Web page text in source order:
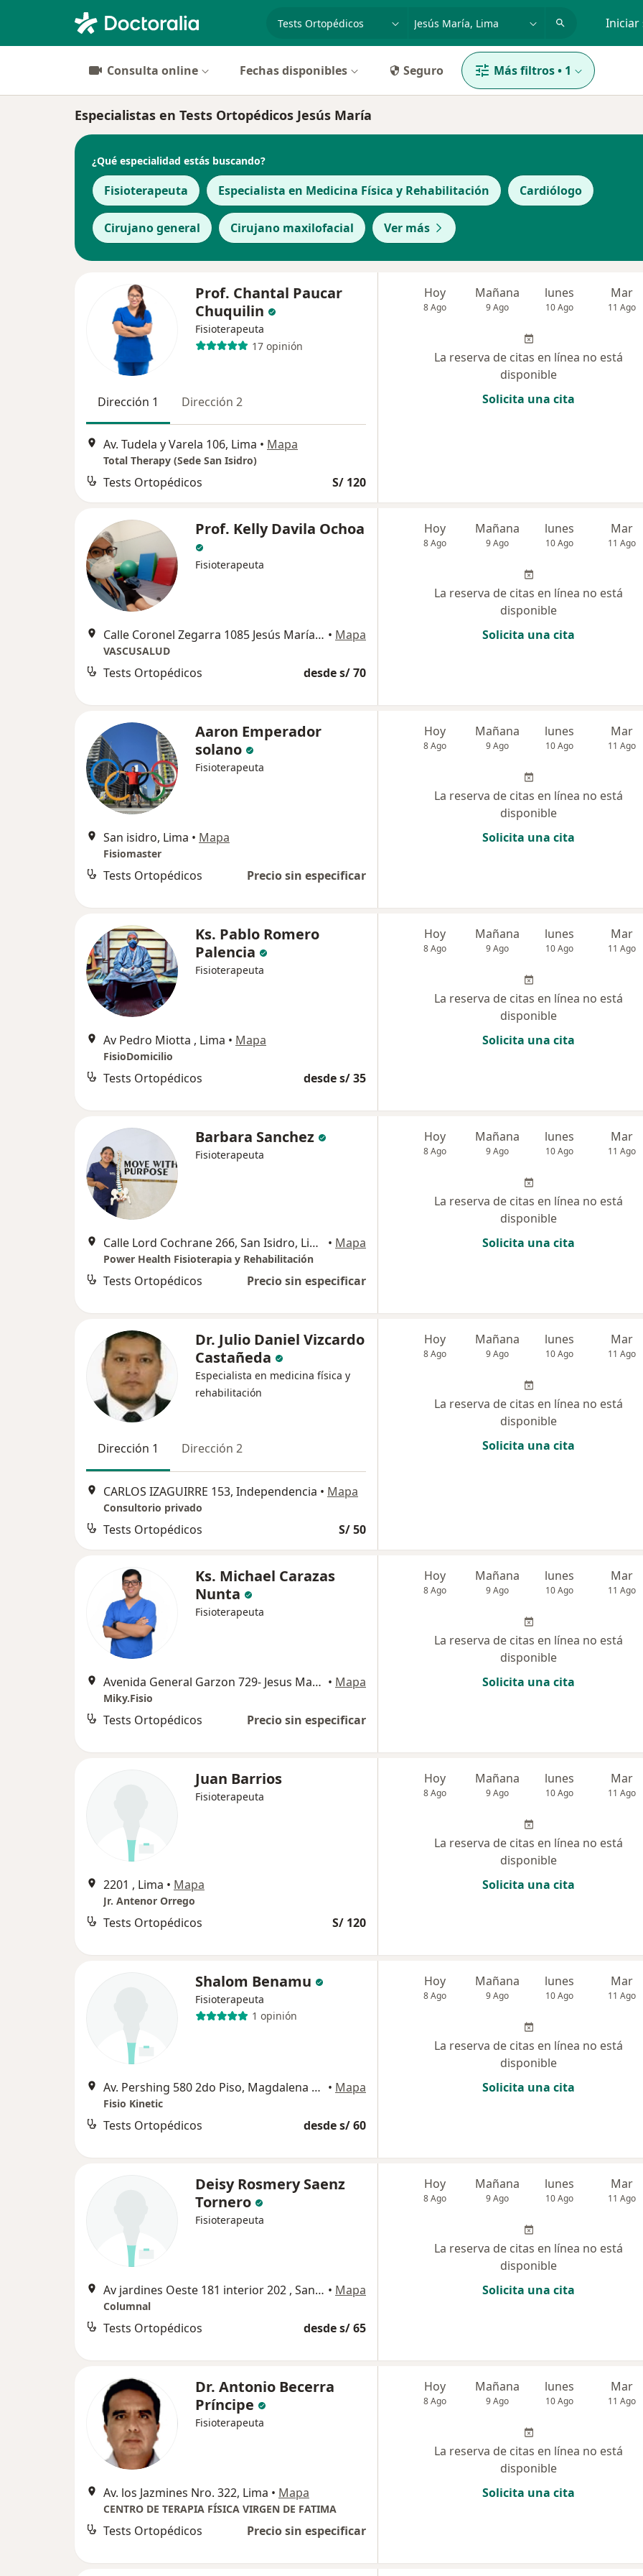
especialidad, enfermedad o nombre
p. ej. Lima Iniciar
Consulta online Fechas disponibles Seguro Más filtros• 1
Especialistas en Tests Ortopédicos Jesús María
¿Qué especialidad estás buscando?
Fisioterapeuta Especialista en Medicina Física y Rehabilitación Cardiólogo
Cirujano general Cirujano maxilofacial Ver más
Prof. Chantal Paucar
Chuquilin
Fisioterapeuta
17 opinión
Dirección 1 Dirección 2
Av. Tudela y Varela 106, Lima • Mapa
Total Therapy (Sede San Isidro)
Tests Ortopédicos S/ 120
Hoy
8 Ago
Mañana
9 Ago
lunes
10 Ago
Mar
11 Ago
La reserva de citas en línea no está
disponible
Solicita una cita
Prof. Kelly Davila Ochoa
Fisioterapeuta
Calle Coronel Zegarra 1085 Jesús María, Jesús María • Mapa
VASCUSALUD
Tests Ortopédicos desde s/ 70
Hoy
8 Ago
Mañana
9 Ago
lunes
10 Ago
Mar
11 Ago
La reserva de citas en línea no está
disponible
Solicita una cita
Aaron Emperador
solano
Fisioterapeuta
San isidro, Lima • Mapa
Fisiomaster
Tests Ortopédicos Precio sin especificar
Hoy
8 Ago
Mañana
9 Ago
lunes
10 Ago
Mar
11 Ago
La reserva de citas en línea no está
disponible
Solicita una cita
Ks. Pablo Romero
Palencia
Fisioterapeuta
Av Pedro Miotta , Lima • Mapa
FisioDomicilio
Tests Ortopédicos desde s/ 35
Hoy
8 Ago
Mañana
9 Ago
lunes
10 Ago
Mar
11 Ago
La reserva de citas en línea no está
disponible
Solicita una cita
Barbara Sanchez
Fisioterapeuta
Calle Lord Cochrane 266, San Isidro, Lima • Mapa
Power Health Fisioterapia y Rehabilitación
Tests Ortopédicos Precio sin especificar
Hoy
8 Ago
Mañana
9 Ago
lunes
10 Ago
Mar
11 Ago
La reserva de citas en línea no está
disponible
Solicita una cita
Dr. Julio Daniel Vizcardo
Castañeda
Especialista en medicina física y
rehabilitación
Dirección 1 Dirección 2
CARLOS IZAGUIRRE 153, Independencia • Mapa
Consultorio privado
Tests Ortopédicos S/ 50
Hoy
8 Ago
Mañana
9 Ago
lunes
10 Ago
Mar
11 Ago
La reserva de citas en línea no está
disponible
Solicita una cita
Ks. Michael Carazas
Nunta
Fisioterapeuta
Avenida General Garzon 729- Jesus Maria, Lima • Mapa
Miky.Fisio
Tests Ortopédicos Precio sin especificar
Hoy
8 Ago
Mañana
9 Ago
lunes
10 Ago
Mar
11 Ago
La reserva de citas en línea no está
disponible
Solicita una cita
Juan Barrios
Fisioterapeuta
2201 , Lima • Mapa
Jr. Antenor Orrego
Tests Ortopédicos S/ 120
Hoy
8 Ago
Mañana
9 Ago
lunes
10 Ago
Mar
11 Ago
La reserva de citas en línea no está
disponible
Solicita una cita
Shalom Benamu
Fisioterapeuta
1 opinión
Av. Pershing 580 2do Piso, Magdalena del Mar • Mapa
Fisio Kinetic
Tests Ortopédicos desde s/ 60
Hoy
8 Ago
Mañana
9 Ago
lunes
10 Ago
Mar
11 Ago
La reserva de citas en línea no está
disponible
Solicita una cita
Deisy Rosmery Saenz
Tornero
Fisioterapeuta
Av jardines Oeste 181 interior 202 , San Juan de Lurigancho • Mapa
Columnal
Tests Ortopédicos desde s/ 65
Hoy
8 Ago
Mañana
9 Ago
lunes
10 Ago
Mar
11 Ago
La reserva de citas en línea no está
disponible
Solicita una cita
Dr. Antonio Becerra
Príncipe
Fisioterapeuta
Av. los Jazmines Nro. 322, Lima • Mapa
CENTRO DE TERAPIA FÍSICA VIRGEN DE FATIMA
Tests Ortopédicos Precio sin especificar
Hoy
8 Ago
Mañana
9 Ago
lunes
10 Ago
Mar
11 Ago
La reserva de citas en línea no está
disponible
Solicita una cita